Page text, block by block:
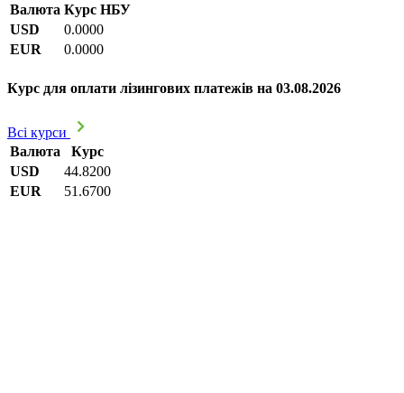
Валюта Курс НБУ
USD
0.0000
EUR
0.0000
Курс для оплати лізингових платежів на 03.08.2026
Всі курси
Валюта
Курс
USD
44.8200
EUR
51.6700